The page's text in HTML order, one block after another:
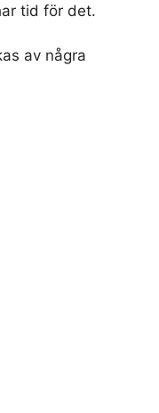
tid för det.
av några